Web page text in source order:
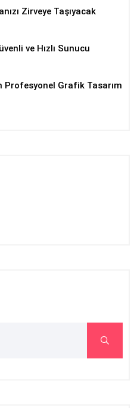
Zirveye Taşıyacak
ve Hızlı Sunucu
Profesyonel Grafik Tasarım